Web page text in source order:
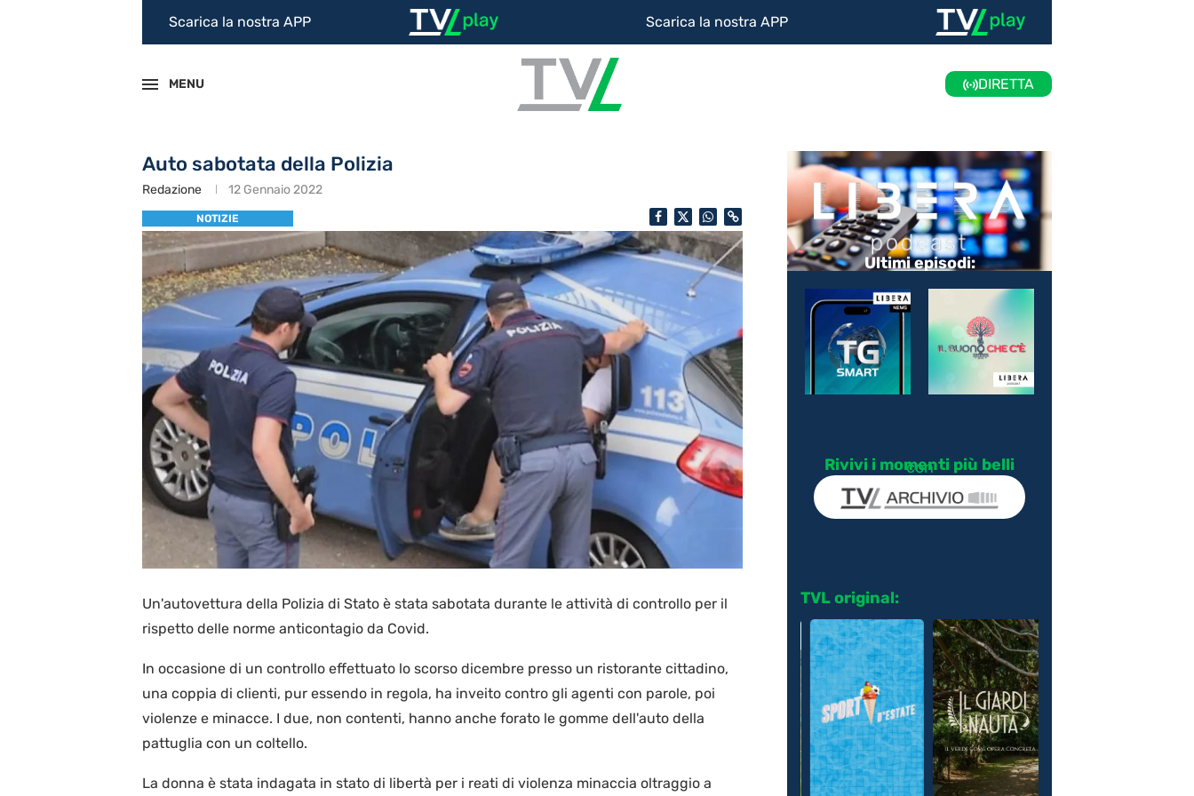
Scarica la nostra APP Scarica la nostra APP
MENU DIRETTA
Auto sabotata della Polizia
Redazione 12 Gennaio 2022
NOTIZIE
Un'autovettura della Polizia di Stato è stata sabotata durante le attività di controllo per il
rispetto delle norme anticontagio da Covid.
In occasione di un controllo effettuato lo scorso dicembre presso un ristorante cittadino,
una coppia di clienti, pur essendo in regola, ha inveito contro gli agenti con parole, poi
violenze e minacce. I due, non contenti, hanno anche forato le gomme dell'auto della
pattuglia con un coltello.
La donna è stata indagata in stato di libertà per i reati di violenza minaccia oltraggio a
Ultimi episodi:
Rivivi i momenti più belli
con
TVL original: